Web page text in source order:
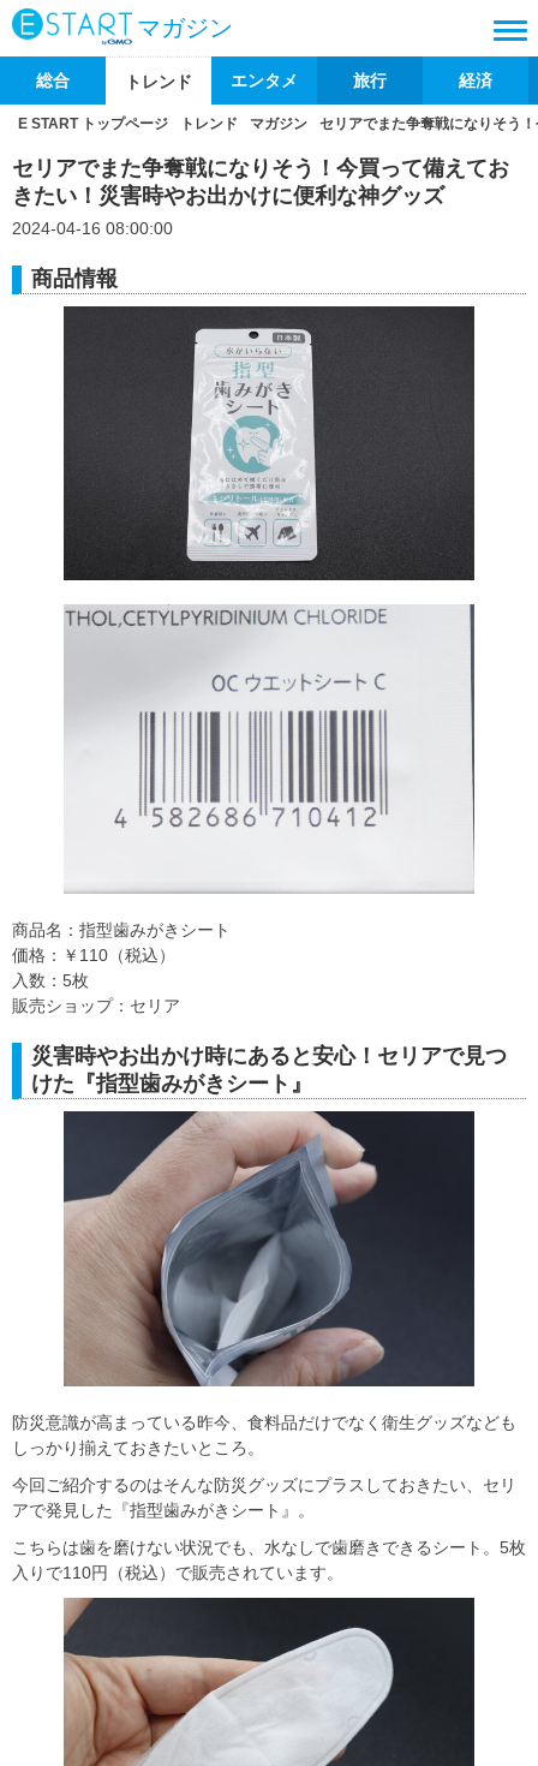
マガジン
総合 トレンド エンタメ 旅行 経済
E START トップページ トレンド マガジン セリアでまた争奪戦になりそう
セリアでまた争奪戦になりそう！今買って備えてお
きたい！災害時やお出かけに便利な神グッズ
2024-04-16 08:00:00
商品情報
商品名：指型歯みがきシート
価格：￥110（税込）
入数：5枚
販売ショップ：セリア
災害時やお出かけ時にあると安心！セリアで見つ
けた『指型歯みがきシート』
防災意識が高まっている昨今、食料品だけでなく衛生グッズなども
しっかり揃えておきたいところ。
今回ご紹介するのはそんな防災グッズにプラスしておきたい、セリ
アで発見した『指型歯みがきシート』。
こちらは歯を磨けない状況でも、水なしで歯磨きできるシート。5枚
入りで110円（税込）で販売されています。